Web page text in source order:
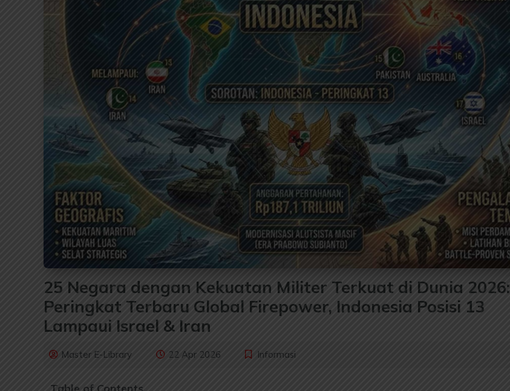
25 Negara dengan Kekuatan Militer Terkuat di Dunia 2026:
Peringkat Terbaru Global Firepower, Indonesia Posisi 13
Lampaui Israel & Iran
Master E-Library 22 Apr 2026 Informasi
Table of Contents